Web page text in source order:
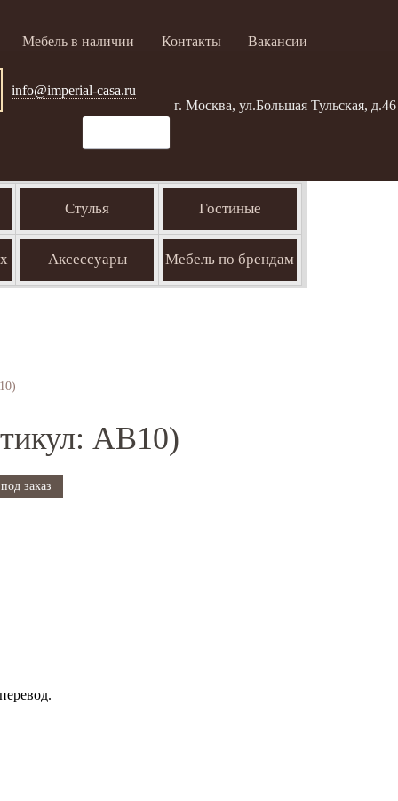
Мебель в наличии Контакты Вакансии
info@imperial-casa.ru
г. Москва, ул.Большая Тульская, д.46
Стулья Гостиные
Аксессуары Мебель по брендам
AB10)
под заказ